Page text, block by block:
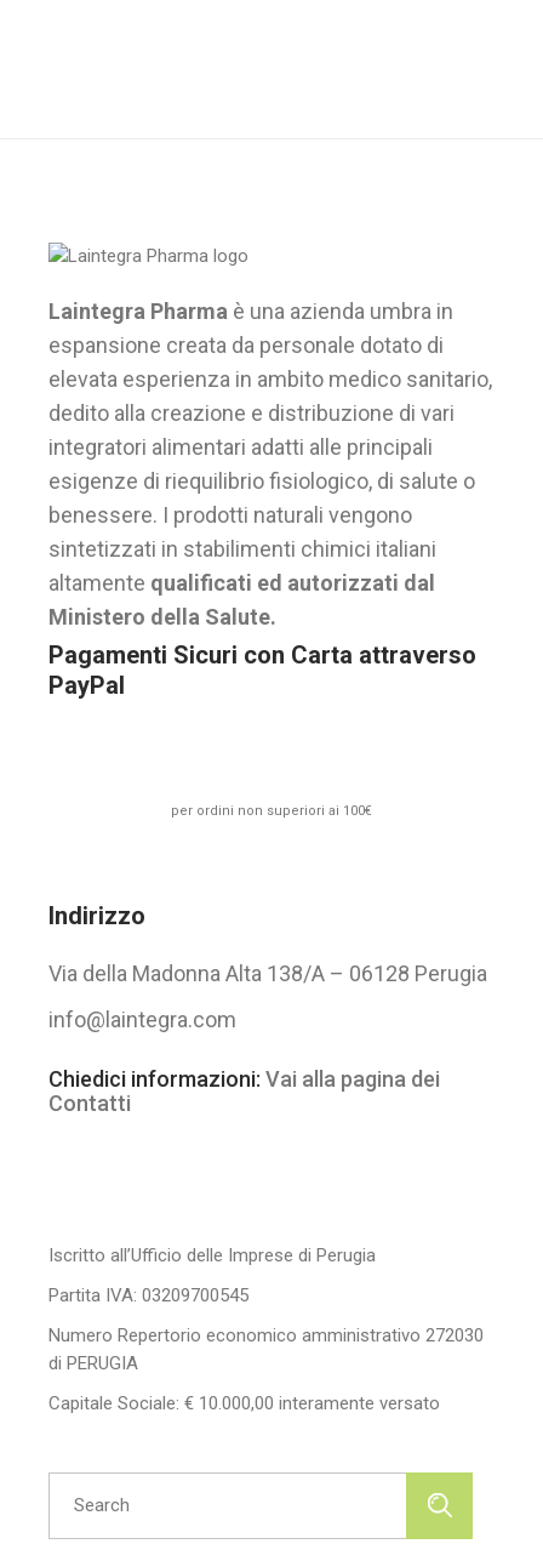
Laintegra Pharma è una azienda umbra in
espansione creata da personale dotato di
elevata esperienza in ambito medico sanitario,
dedito alla creazione e distribuzione di vari
integratori alimentari adatti alle principali
esigenze di riequilibrio fisiologico, di salute o
benessere. I prodotti naturali vengono
sintetizzati in stabilimenti chimici italiani
altamente qualificati ed autorizzati dal
Ministero della Salute.
Pagamenti Sicuri con Carta attraverso
PayPal
per ordini non superiori ai 100€
Indirizzo
Via della Madonna Alta 138/A – 06128 Perugia
info@laintegra.com
Chiedici informazioni:Vai alla pagina dei
Contatti
Iscritto all’Ufficio delle Imprese di Perugia
Partita IVA: 03209700545
Numero Repertorio economico amministrativo 272030
di PERUGIA
Capitale Sociale: € 10.000,00 interamente versato
Search
for: